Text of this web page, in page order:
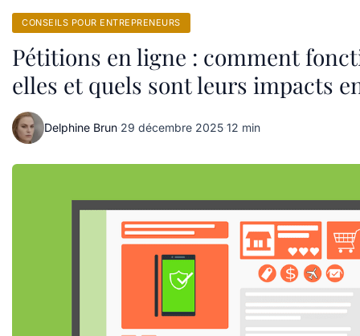
CONSEILS POUR ENTREPRENEURS
Pétitions en ligne : comment
elles et quels sont leurs impacts
Delphine Brun·29 décembre 2025·12 min